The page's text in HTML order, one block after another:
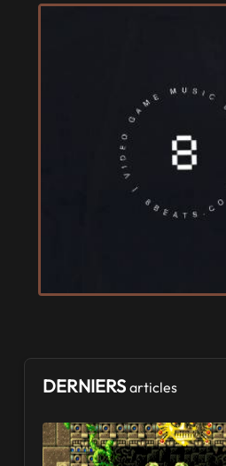
SALONS & CONVENTIONS GEEKS
VIDES GRENIERS, BROCANTES
Broc'Land Geek Reims 2026
le 27 septembre 2026 - à Reims
CULTURE JAPONAISE ET OTAKU
Ponta Geek 2026
SALONS & CONVENTIONS GEEKS
DERNIERSarticles